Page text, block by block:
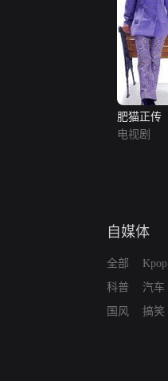
肥猫正传
电视剧
自媒体
全部
科普
国风
Kpop
汽车
搞笑